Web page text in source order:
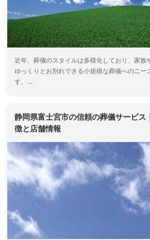
近年、葬儀のスタイルは多様化しており、家族
ゆっくりとお別れできる小規模な葬儀へのニー
す。...
静岡県富士宮市の信頼の葬儀サービス
徴と店舗情報